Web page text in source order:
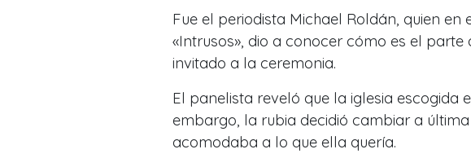
Fue el periodista Michael Roldán, quien
«Intrusos», dio a conocer cómo es el
invitado a la ceremonia.
El panelista reveló que la iglesia escogida
embargo, la rubia decidió cambiar a
acomodaba a lo que ella quería.